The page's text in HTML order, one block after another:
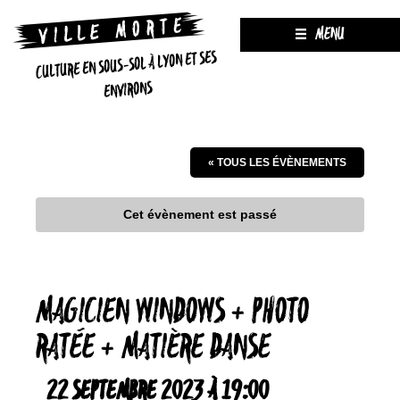
CULTURE EN SOUS-SOL À LYON ET SES
ENVIRONS
MENU
« TOUS LES ÉVÈNEMENTS
Cet évènement est passé
MAGICIEN WINDOWS + PHOTO
RATÉE + MATIÈRE DANSE
22 SEPTEMBRE 2023 À 19:00